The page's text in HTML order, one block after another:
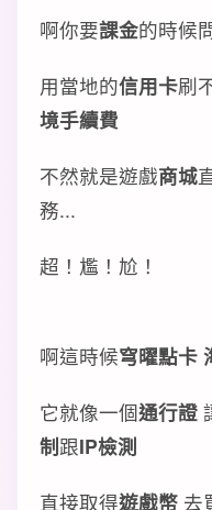
啊你要課金的時候
用當地的信用卡刷
境手續費
不然就是遊戲商城
務...
超！尷！尬！
啊這時候穹曜點卡
它就像一個通行證
制跟IP檢測
直接取得遊戲幣 去